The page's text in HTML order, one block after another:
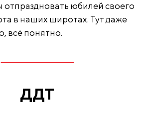
отпраздновать юбилей своего
в наших широтах. Тут даже
всё понятно.
ДДТ